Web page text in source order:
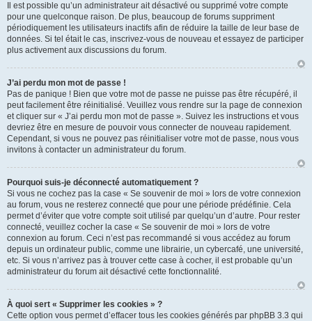
Il est possible qu’un administrateur ait désactivé ou supprimé votre compte
pour une quelconque raison. De plus, beaucoup de forums suppriment
périodiquement les utilisateurs inactifs afin de réduire la taille de leur base de
données. Si tel était le cas, inscrivez-vous de nouveau et essayez de participer
plus activement aux discussions du forum.
J’ai perdu mon mot de passe !
Pas de panique ! Bien que votre mot de passe ne puisse pas être récupéré, il
peut facilement être réinitialisé. Veuillez vous rendre sur la page de connexion
et cliquer sur « J’ai perdu mon mot de passe ». Suivez les instructions et vous
devriez être en mesure de pouvoir vous connecter de nouveau rapidement.
Cependant, si vous ne pouvez pas réinitialiser votre mot de passe, nous vous
invitons à contacter un administrateur du forum.
Pourquoi suis-je déconnecté automatiquement ?
Si vous ne cochez pas la case « Se souvenir de moi » lors de votre connexion
au forum, vous ne resterez connecté que pour une période prédéfinie. Cela
permet d’éviter que votre compte soit utilisé par quelqu’un d’autre. Pour rester
connecté, veuillez cocher la case « Se souvenir de moi » lors de votre
connexion au forum. Ceci n’est pas recommandé si vous accédez au forum
depuis un ordinateur public, comme une librairie, un cybercafé, une université,
etc. Si vous n’arrivez pas à trouver cette case à cocher, il est probable qu’un
administrateur du forum ait désactivé cette fonctionnalité.
À quoi sert « Supprimer les cookies » ?
Cette option vous permet d’effacer tous les cookies générés par phpBB 3.3 qui